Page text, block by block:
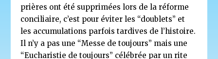
prières ont été supprimées lors de la réforme
conciliaire, c’est pour éviter les “doublets” et
les accumulations parfois tardives de l’histoire.
Il n’y a pas une “Messe de toujours” mais une
“Eucharistie de toujours” célébrée par un rite